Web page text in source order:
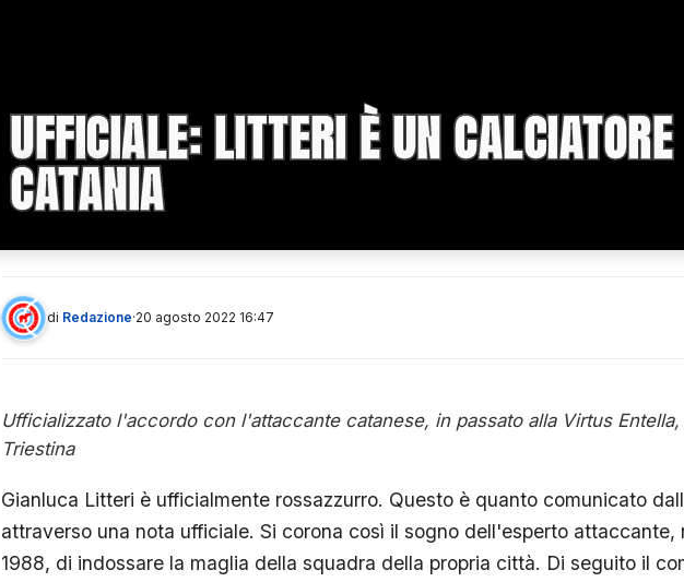
UFFICIALE: LITTERI È UN
CATANIA
di Redazione·20 agosto 2022 16:47
Ufficializzato l'accordo con l'attaccante catanese, in passato alla Virtus
Triestina
Gianluca Litteri è ufficialmente rossazzurro. Questo è quanto comunicato
attraverso una nota ufficiale. Si corona così il sogno dell'esperto attaccante,
1988, di indossare la maglia della squadra della propria città. Di seguito il